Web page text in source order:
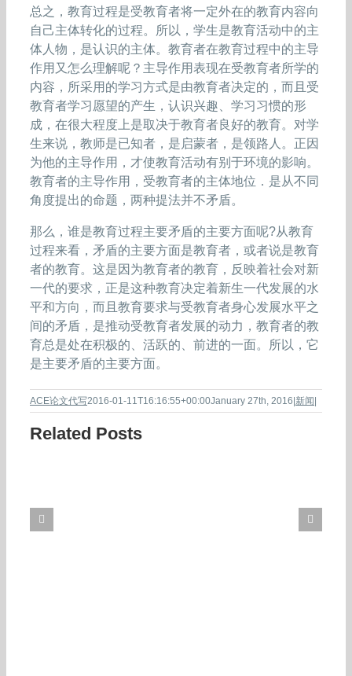
总之，教育过程是受教育者将一定外在的教育内容向
自己主体转化的过程。所以，学生是教育活动中的主
体人物，是认识的主体。教育者在教育过程中的主导
作用又怎么理解呢？主导作用表现在受教育者所学的
内容，所采用的学习方式是由教育者决定的，而且受
教育者学习愿望的产生，认识兴趣、学习习惯的形
成，在很大程度上是取决于教育者良好的教育。对学
生来说，教师是已知者，是启蒙者，是领路人。正因
为他的主导作用，才使教育活动有别于环境的影响。
教育者的主导作用，受教育者的主体地位．是从不同
角度提出的命题，两种提法并不矛盾。
那么，谁是教育过程主要矛盾的主要方面呢?从教育
过程来看，矛盾的主要方面是教育者，或者说是教育
者的教育。这是因为教育者的教育，反映着社会对新
一代的要求，正是这种教育决定着新生一代发展的水
平和方向，而且教育要求与受教育者身心发展水平之
间的矛盾，是推动受教育者发展的动力，教育者的教
育总是处在积极的、活跃的、前进的一面。所以，它
是主要矛盾的主要方面。
ACE论文代写2016-01-11T16:16:55+00:00January 27th, 2016|新闻|
Related Posts